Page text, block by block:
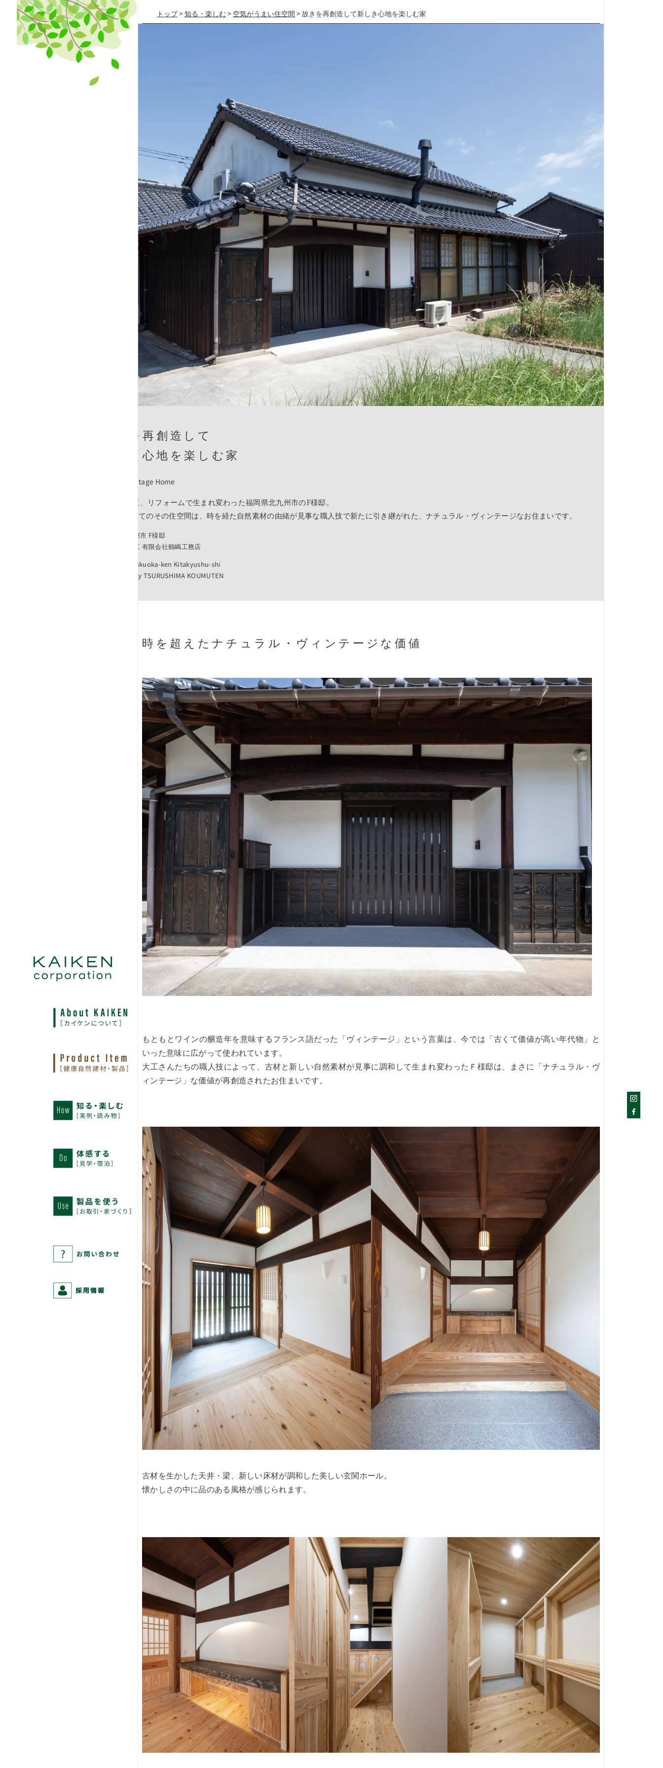
トップ>知る・楽しむ> 空気がうまい住空間 >故きを再創造して新しき心地を楽しむ家
故きを再創造して
新しき心地を楽しむ家
Natural Vintage Home
2024年の夏、リフォームで生まれ変わった福岡県北九州市のF様邸。
木造平屋建てのその住空間は、時を経た自然素材の由緒が見事な職人技で新たに引き継がれた、ナチュラル・ヴィンテージなお住まいです。
福岡県北九州市 F様邸
◎設計・施工 有限会社鶴嶋工務店
F’s Home Fukuoka-ken Kitakyushu-shi
presented by TSURUSHIMA KOUMUTEN
時を超えたナチュラル・ヴィンテージな価値
もともとワインの醸造年を意味するフランス語だった「ヴィンテージ」という言葉は、今では「古くて価値が高い年代物」と
いった意味に広がって使われています。
大工さんたちの職人技によって、古材と新しい自然素材が見事に調和して生まれ変わったＦ様邸は、まさに「ナチュラル・ヴ
ィンテージ」な価値が再創造されたお住まいです。
古材を生かした天井・梁、新しい床材が調和した美しい玄関ホール。
懐かしさの中に品のある風格が感じられます。